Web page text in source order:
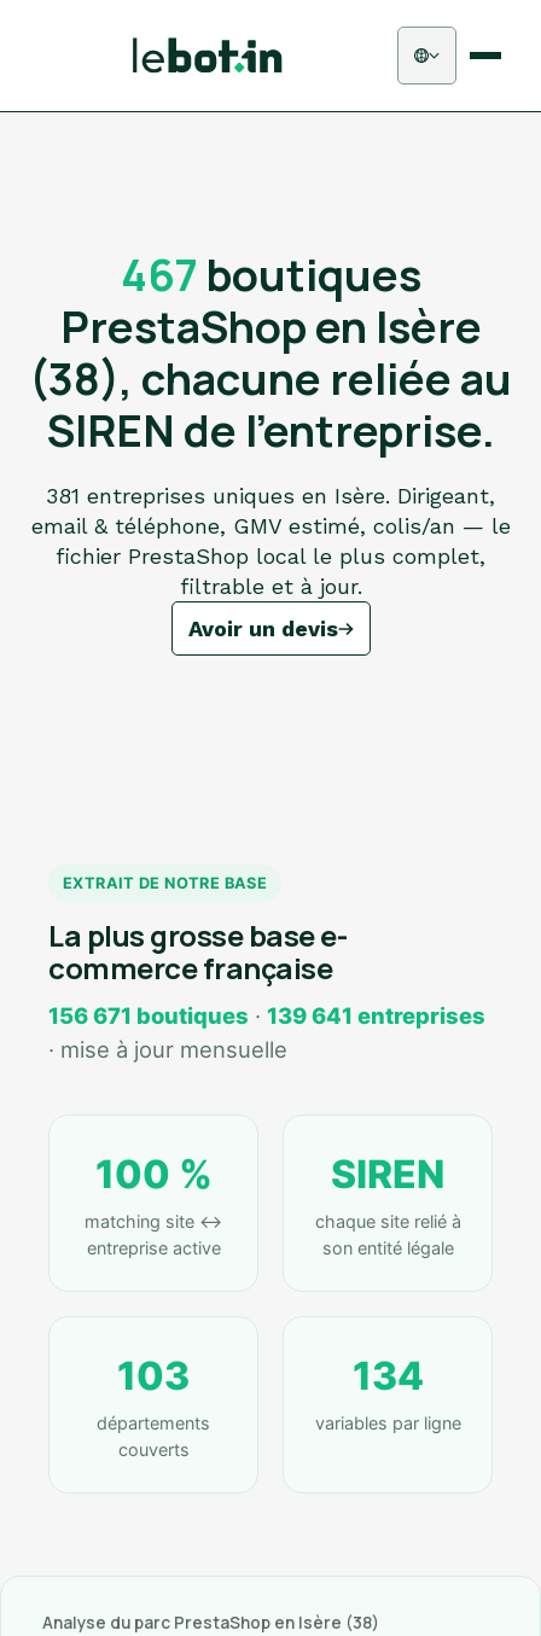
467 boutiques
PrestaShop en Isère
(38), chacune reliée au
SIREN de l'entreprise.
381 entreprises uniques en Isère. Dirigeant,
email & téléphone, GMV estimé, colis/an — le
fichier PrestaShop local le plus complet,
filtrable et à jour.
Avoir un devis
EXTRAIT DE NOTRE BASE
La plus grosse base e-
commerce française
156 671 boutiques · 139 641 entreprises
· mise à jour mensuelle
100 %
matching site ↔
entreprise active
SIREN
chaque site relié à
son entité légale
103
départements
couverts
134
variables par ligne
Analyse du parc PrestaShop en Isère (38)